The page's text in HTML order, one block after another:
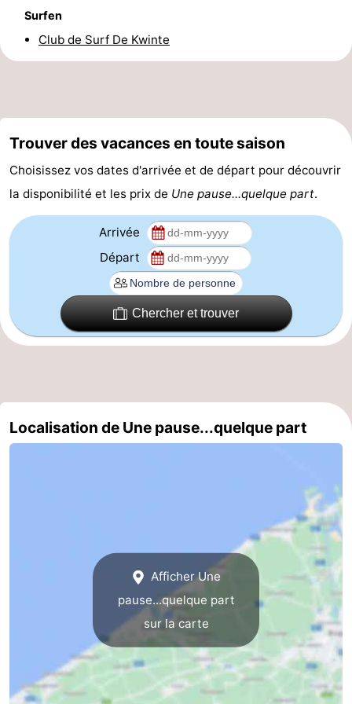
manger
Pratiques
Forum
Stationnement
-
Tram
du
Adresses
Médicales
Région
Occidentale
Bruges
-
côte
-
Coq
Bredene
-
Surfen
Club de Surf De Kwinte
Trouver des vacances en toute saison
Choisissez vos dates d'arrivée et de départ pour découvrir
la disponibilité et les prix de Une pause...quelque part.
Arrivée
Départ
Chercher et trouver
Localisation de Une pause...quelque part
Afficher Une
pause...quelque part
sur la carte